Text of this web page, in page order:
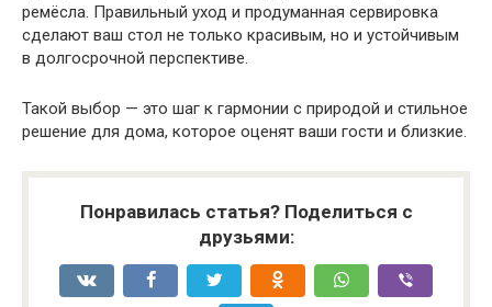
ремёсла. Правильный уход и продуманная сервировка
сделают ваш стол не только красивым, но и устойчивым
в долгосрочной перспективе.
Такой выбор — это шаг к гармонии с природой и стильное
решение для дома, которое оценят ваши гости и близкие.
Понравилась статья? Поделиться с
друзьями: